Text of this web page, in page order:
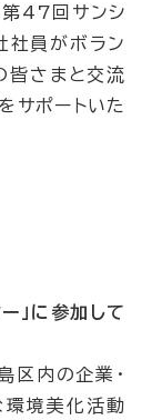
第47回サンシ
社員がボラン
皆さまと交流
サポートいた
」に参加して
区内の企業・
環境美化活動